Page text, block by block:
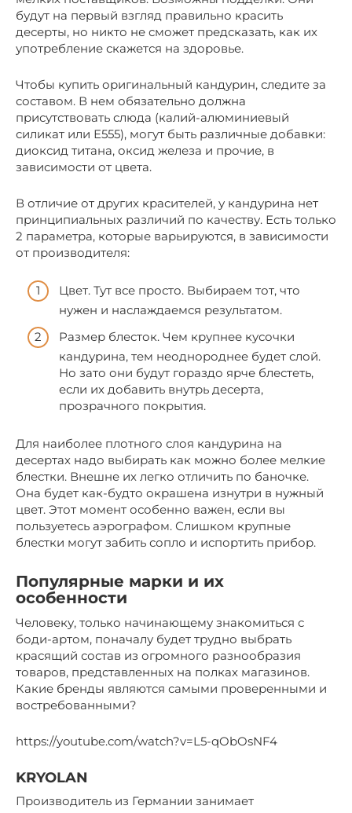
будут на первый взгляд правильно красить
десерты, но никто не сможет предсказать, как их
употребление скажется на здоровье.
Чтобы купить оригинальный кандурин, следите за
составом. В нем обязательно должна
присутствовать слюда (калий-алюминиевый
силикат или Е555), могут быть различные добавки:
диоксид титана, оксид железа и прочие, в
зависимости от цвета.
В отличие от других красителей, у кандурина нет
принципиальных различий по качеству. Есть только
2 параметра, которые варьируются, в зависимости
от производителя:
Цвет. Тут все просто. Выбираем тот, что
нужен и наслаждаемся результатом.
Размер блесток. Чем крупнее кусочки
кандурина, тем неоднороднее будет слой.
Но зато они будут гораздо ярче блестеть,
если их добавить внутрь десерта,
прозрачного покрытия.
Для наиболее плотного слоя кандурина на
десертах надо выбирать как можно более мелкие
блестки. Внешне их легко отличить по баночке.
Она будет как-будто окрашена изнутри в нужный
цвет. Этот момент особенно важен, если вы
пользуетесь аэрографом. Слишком крупные
блестки могут забить сопло и испортить прибор.
Популярные марки и их
особенности
Человеку, только начинающему знакомиться с
боди-артом, поначалу будет трудно выбрать
красящий состав из огромного разнообразия
товаров, представленных на полках магазинов.
Какие бренды являются самыми проверенными и
востребованными?
https://youtube.com/watch?v=L5-qObOsNF4
KRYOLAN
Производитель из Германии занимает